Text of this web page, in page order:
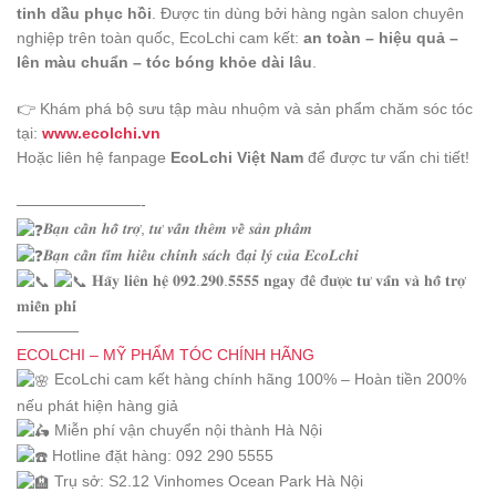
tinh dầu phục hồi. Được tin dùng bởi hàng ngàn salon chuyên
nghiệp trên toàn quốc, EcoLchi cam kết: an toàn – hiệu quả –
lên màu chuẩn – tóc bóng khỏe dài lâu.
👉 Khám phá bộ sưu tập màu nhuộm và sản phẩm chăm sóc tóc
tại: www.ecolchi.vn
Hoặc liên hệ fanpage EcoLchi Việt Nam để được tư vấn chi tiết!
————————-
𝑩𝒂̣𝒏 𝒄𝒂̂̀𝒏 𝒉𝒐̂̃ 𝒕𝒓𝒐̛̣, 𝒕𝒖̛ 𝒗𝒂̂́𝒏 𝒕𝒉𝒆̂𝒎 𝒗𝒆̂̀ 𝒔𝒂̉𝒏 𝒑𝒉𝒂̂̉𝒎
𝑩𝒂̣𝒏 𝒄𝒂̂̀𝒏 𝒕𝒊̀𝒎 𝒉𝒊𝒆̂̉𝒖 𝒄𝒉𝒊́𝒏𝒉 𝒔𝒂́𝒄𝒉 đ𝒂̣𝒊 𝒍𝒚́ 𝒄𝒖̉𝒂 𝑬𝒄𝒐𝑳𝒄𝒉𝒊
𝐇𝐚̃𝐲 𝐥𝐢𝐞̂𝐧 𝐡𝐞̣̂ 𝟎𝟗𝟐.𝟐𝟗𝟎.𝟓𝟓𝟓𝟓 𝐧𝐠𝐚𝐲 đ𝐞̂̉ đ𝐮̛𝐨̛̣𝐜 𝐭𝐮̛ 𝐯𝐚̂́𝐧 𝐯𝐚̀ 𝐡𝐨̂̃ 𝐭𝐫𝐨̛̣
𝐦𝐢𝐞̂̃𝐧 𝐩𝐡𝐢́
————
ECOLCHI – MỸ PHẨM TÓC CHÍNH HÃNG
EcoLchi cam kết hàng chính hãng 100% – Hoàn tiền 200%
nếu phát hiện hàng giả
Miễn phí vận chuyển nội thành Hà Nội
Hotline đặt hàng: 092 290 5555
Trụ sở: S2.12 Vinhomes Ocean Park Hà Nội